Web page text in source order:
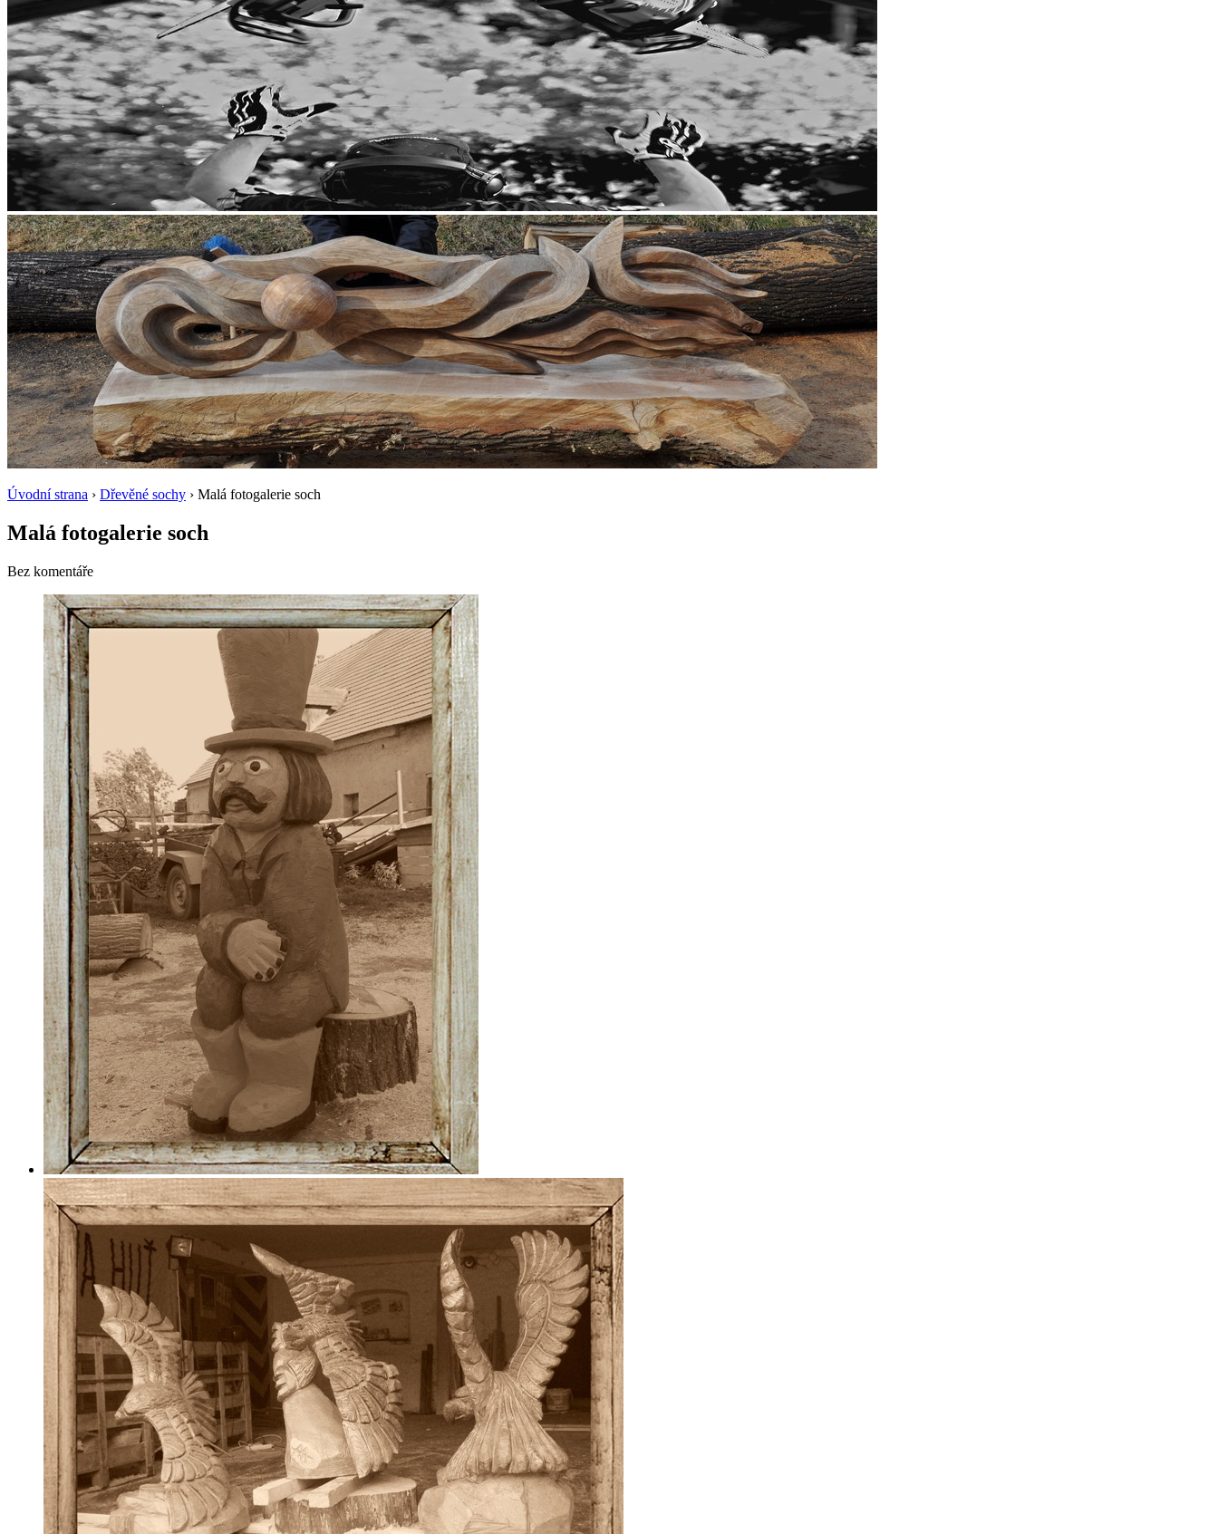
Úvodní strana › Dřevěné sochy › Malá fotogalerie soch
Malá fotogalerie soch
Bez komentáře